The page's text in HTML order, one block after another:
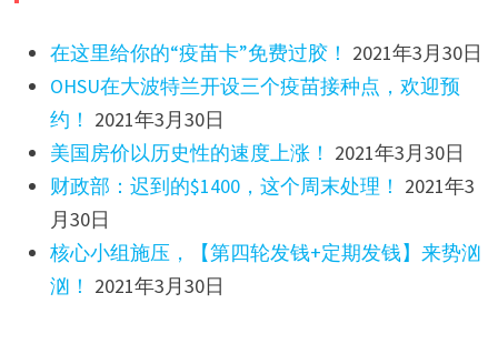
在这里给你的“疫苗卡”免费过胶！ 2021年3月30日
OHSU在大波特兰开设三个疫苗接种点，欢迎预
约！ 2021年3月30日
美国房价以历史性的速度上涨！ 2021年3月30日
财政部：迟到的$1400，这个周末处理！ 2021年3
月30日
核心小组施压，【第四轮发钱+定期发钱】来势汹
汹！ 2021年3月30日